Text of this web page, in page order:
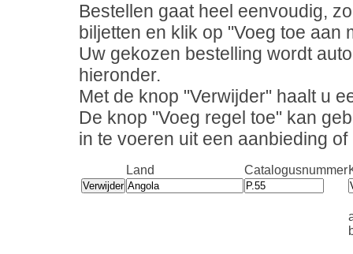
Bestellen gaat heel eenvoudig,
biljetten en klik op "Voeg toe aan
Uw gekozen bestelling wordt
hieronder.
Met de knop "Verwijder" haalt u
De knop "Voeg regel toe" kan
in te voeren uit een aanbieding
Land Catalogusnummer